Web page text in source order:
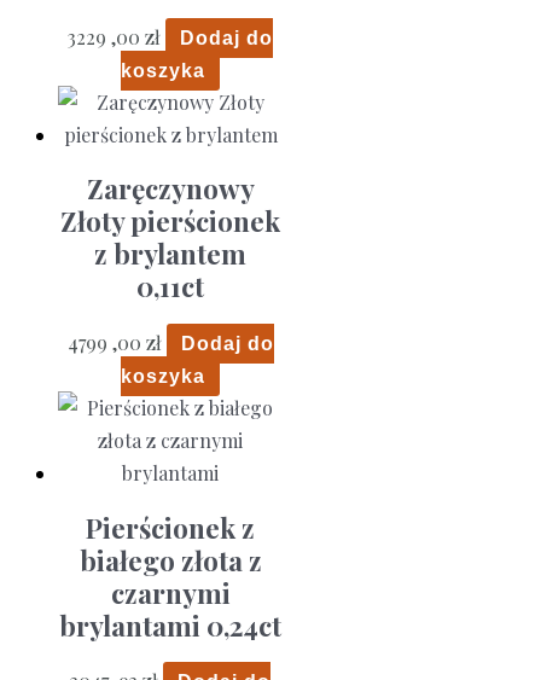
3229 ,00 zł
Dodaj do
koszyka
Zaręczynowy
Złoty pierścionek
z brylantem
0,11ct
4799 ,00 zł
Dodaj do
koszyka
Pierścionek z
białego złota z
czarnymi
brylantami 0,24ct